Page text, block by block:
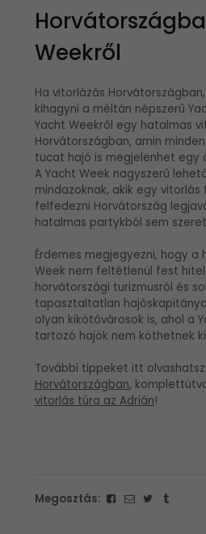
Weekről
Ha vitorlázás
kihagyni a méltán népszerű
Yacht Weekről egy hatalmas
Horvátországban, amin
tucat hajó is megjelenhet egy
A Yacht Week nagyszerű
mindazoknak, akik egy
felfedezni Horvátország
hatalmas partykból sem
Érdemes megjegyezni, hogy a
Week nem feltétlenül fest
horvátországi turizmusról és
tapasztaltatlan
olyan kikötővárosok is, ahol a
tartozó hajók nem köthetnek
További tippeket itt olvashatsz:
Horvátországban,
vitorlás túra az Adrián!
Megosztás: